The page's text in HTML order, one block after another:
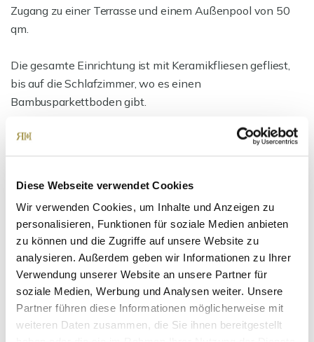
Diese Webseite verwendet Cookies
Wir verwenden Cookies, um Inhalte und Anzeigen zu
personalisieren, Funktionen für soziale Medien anbieten
zu können und die Zugriffe auf unsere Website zu
analysieren. Außerdem geben wir Informationen zu Ihrer
Verwendung unserer Website an unsere Partner für
soziale Medien, Werbung und Analysen weiter. Unsere
Partner führen diese Informationen möglicherweise mit
weiteren Daten zusammen, die Sie ihnen bereitgestellt
Zugang zu einer Terrasse und einem Außenpool von 50
qm.
Die gesamte Einrichtung ist mit Keramikfliesen gefliest,
bis auf die Schlafzimmer, wo es einen
Bambusparkettboden gibt.
WiFi-Steuerung der Fußbodenheizung des Gebäudes und
Steuerung mit einem mobilen Gerät.
Ansprechpartner